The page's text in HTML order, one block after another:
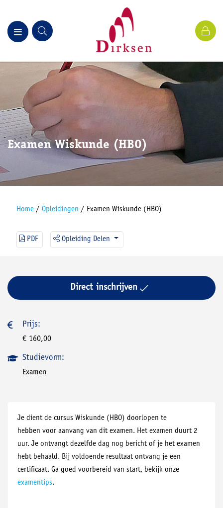
Examen Wiskunde (HBO)
Home / Opleidingen / Examen Wiskunde (HBO)
PDF Opleiding Delen
Je dient de cursus Wiskunde (HBO) doorlopen te
hebben voor aanvang van dit examen. Het examen duurt 2
uur. Je ontvangt dezelfde dag nog bericht of je het examen
hebt behaald. Bij voldoende resultaat ontvang je een
certificaat. Ga goed voorbereid van start, bekijk onze
examentips.
Direct inschrijven
Prijs:
€ 160,00
Studievorm:
Examen